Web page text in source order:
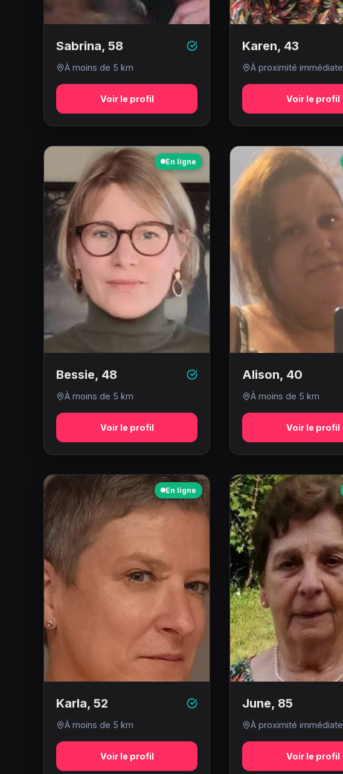
Sabrina, 58
À moins de 5 km
Voir le profil
Karen, 43
À proximité immédiate
Voir le profil
En ligne
Bessie, 48
À moins de 5 km
Voir le profil
Alison, 40
À moins de 5 km
Voir le profil
En ligne
Karla, 52
À moins de 5 km
Voir le profil
June, 85
À proximité immédiate
Voir le profil